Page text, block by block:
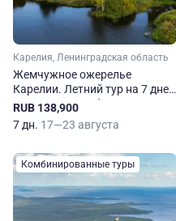
Карелия, Ленинградская область
Жемчужное ожерелье
Карелии. Летний тур на 7 дней
из Санкт-Петербурга
RUB 138,900
7 дн. 17—23 августа
Комбинированные туры